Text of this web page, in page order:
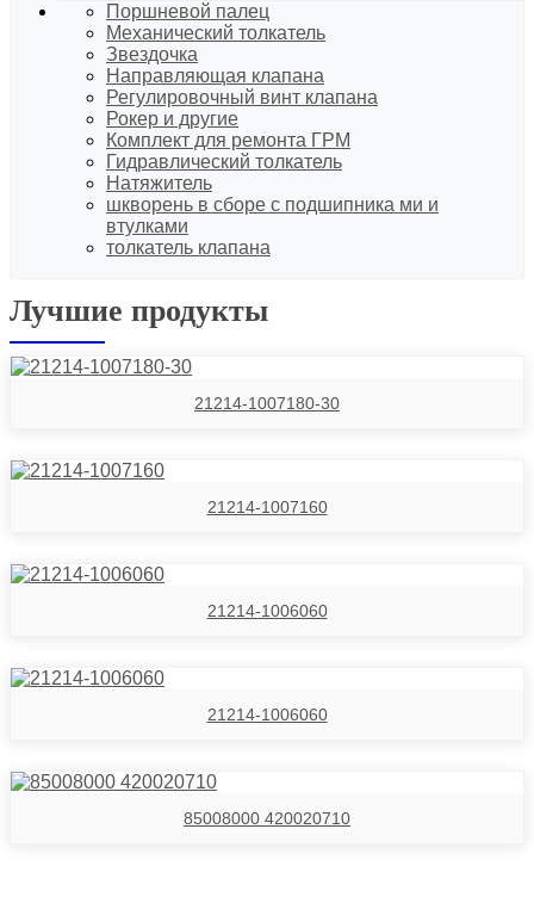
Поршневой палец
Механический толкатель
Звездочка
Направляющая клапана
Регулировочный винт клапана
Рокер и другие
Комплект для ремонта ГРМ
Гидравлический толкатель
Натяжитель
шкворень в сборе с подшипника ми и
втулками
толкатель клапана
Лучшие продукты
21214-1007180-30
21214-1007160
21214-1006060
21214-1006060
85008000 420020710